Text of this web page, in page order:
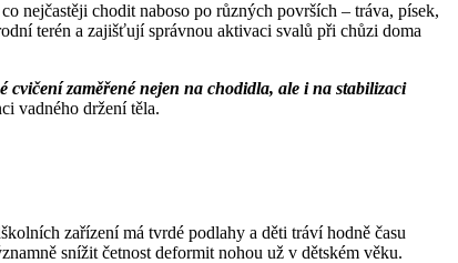
nejčastěji chodit naboso po různých površích – tráva, písek,
terén a zajišťují správnou aktivaci svalů při chůzi doma
cvičení zaměřené nejen na chodidla, ale i na stabilizaci
vadného držení těla.
zařízení má tvrdé podlahy a děti tráví hodně času
snížit četnost deformit nohou už v dětském věku.